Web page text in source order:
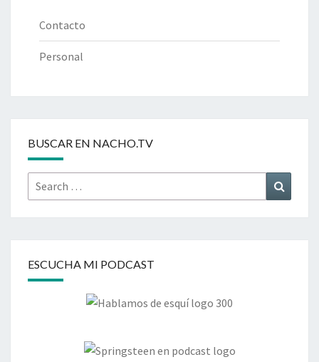
Contacto
Personal
BUSCAR EN NACHO.TV
Search
for:
ESCUCHA MI PODCAST